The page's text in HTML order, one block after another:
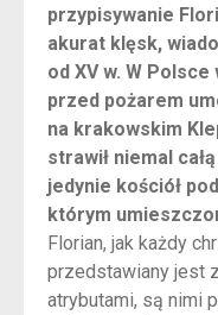
przypisywanie
akurat klęsk,
od XV w. W
przed pożarem
na krakowskim
strawił niemal
jedynie kościół
którym
Florian, jak każdy
przedstawiany jest
atrybutami, są nimi